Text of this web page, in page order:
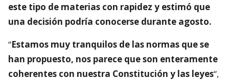
este tipo de materias con rapidez y estimó que
una decisión podría conocerse durante agosto.
“Estamos muy tranquilos de las normas que se
han propuesto, nos parece que son enteramente
coherentes con nuestra Constitución y las leyes“,